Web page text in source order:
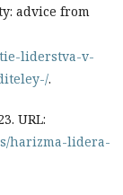
advice from
liderstva-v-
.
URL:
harizma-lidera-